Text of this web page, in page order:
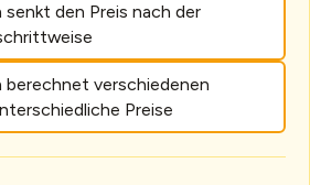
senkt den Preis nach der
berechnet verschiedenen
Preise